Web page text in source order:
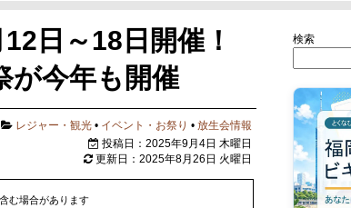
日～18日開催！
が今年も開催
レジャー・観光 • イベント・お祭り • 放生会情報
投稿日：2025年9月4日 木曜日
更新日：2025年8月26日 火曜日
む場合があります
検索